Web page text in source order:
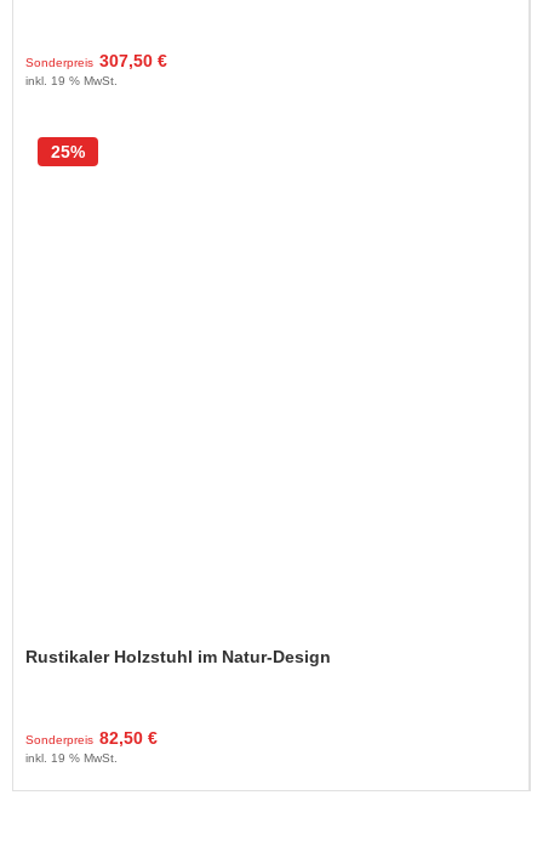
Sonderpreis 307,50 €
inkl. 19 % MwSt.
Rustikaler Holzstuhl im Natur-Design
Sonderpreis 82,50 €
25%
inkl. 19 % MwSt.